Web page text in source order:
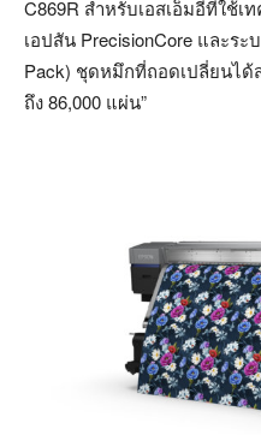
C869R สำหรับเอสเอ็มอีที่ใช้
เอปสัน PrecisionCore และระ
Pack) ชุดหมึกที่ถอดเปลี่ยนไ
ถึง 86,000 แผ่น”